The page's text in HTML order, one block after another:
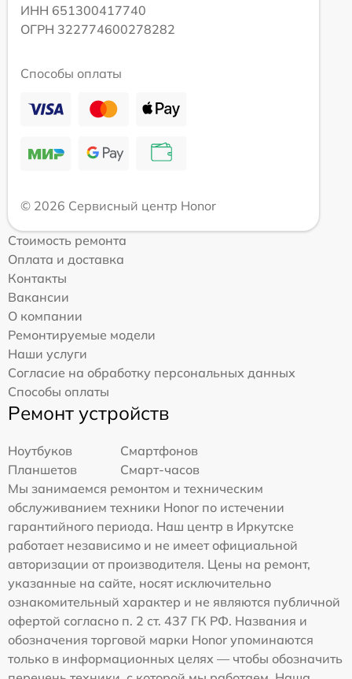
ИНН 651300417740
ОГРН 322774600278282
Способы оплаты
© 2026 Сервисный центр Honor
Стоимость ремонта
Оплата и доставка
Контакты
Вакансии
О компании
Ремонтируемые модели
Наши услуги
Согласие на обработку персональных данных
Способы оплаты
Ремонт устройств
Ноутбуков
Смартфонов
Планшетов
Смарт-часов
Мы занимаемся ремонтом и техническим
обслуживанием техники Honor по истечении
гарантийного периода. Наш центр в Иркутске
работает независимо и не имеет официальной
авторизации от производителя. Цены на ремонт,
указанные на сайте, носят исключительно
ознакомительный характер и не являются публичной
офертой согласно п. 2 ст. 437 ГК РФ. Названия и
обозначения торговой марки Honor упоминаются
только в информационных целях — чтобы обозначить